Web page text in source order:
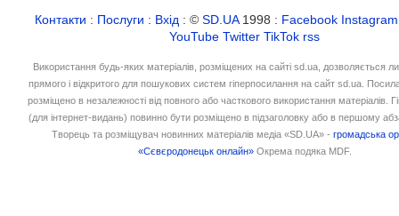
Контакти : Послуги : Вхід : ©SD.UA1998 : Facebook Instagram
YouTube Twitter TikTok rss
Використання будь-яких матеріалів, розміщених на сайті sd.ua, дозволяється
прямого і відкритого для пошукових систем гіперпосилання на сайт sd.ua.
розміщено в незалежності від повного або часткового використання матеріалів.
(для інтернет-видань) повинно бути розміщено в підзаголовку або в першому
Творець та розміщувач новинних матеріалів медіа «SD.UA» -громадська
«Сєвєродонецьк онлайн» Окрема подяка MDF.